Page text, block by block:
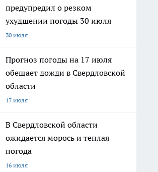
предупредил о резком
ухудшении погоды 30 июля
30 июля
Прогноз погоды на 17 июля
обещает дожди в Свердловской
области
17 июля
В Свердловской области
ожидается морось и теплая
погода
16 июля